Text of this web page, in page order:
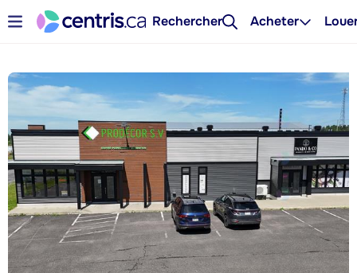
Rechercher Acheter